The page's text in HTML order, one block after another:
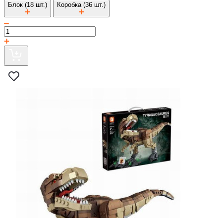
Блок (18 шт.) Коробка (36 шт.)